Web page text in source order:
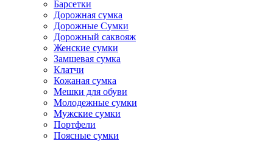
Барсетки
Дорожная сумка
Дорожные Сумки
Дорожный саквояж
Женские сумки
Замшевая сумка
Клатчи
Кожаная сумка
Мешки для обуви
Молодежные сумки
Мужские сумки
Портфели
Поясные сумки